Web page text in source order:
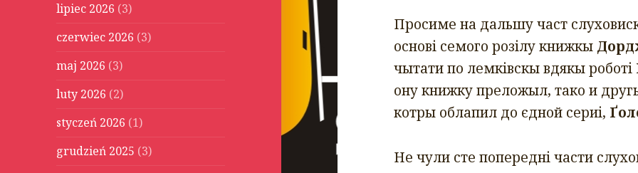
lipiec 2026 (3)
czerwiec 2026 (3)
maj 2026 (3)
luty 2026 (2)
styczeń 2026 (1)
grudzień 2025 (3)
Просиме на дальшу част
основі семого розілу книжкы
чытати по лемківскы вдякы роботі
ону книжку преложыл, тако и
котры облапил до єдной сериі,
Не чули сте попередні части